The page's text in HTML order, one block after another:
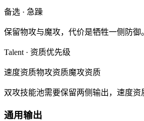
备选 · 急躁
保留物攻与魔攻，代价是牺牲一侧防御
Talent · 资质优先级
速度资质物攻资质魔攻资质
双攻技能池需要保留两侧输出，速度资
通用输出